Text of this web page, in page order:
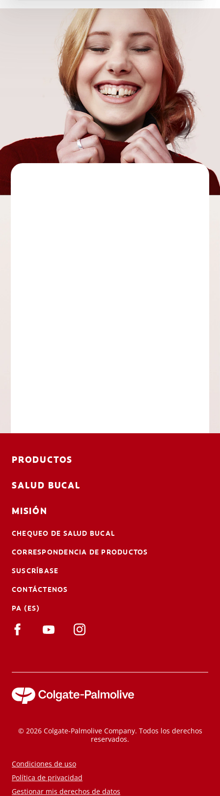
PRODUCTOS
SALUD BUCAL
MISIÓN
CHEQUEO DE SALUD BUCAL
CORRESPONDENCIA DE PRODUCTOS
SUSCRÍBASE
CONTÁCTENOS
PA (ES)
© 2026 Colgate-Palmolive Company. Todos los derechos
reservados.
Condiciones de uso
Política de privacidad
Gestionar mis derechos de datos